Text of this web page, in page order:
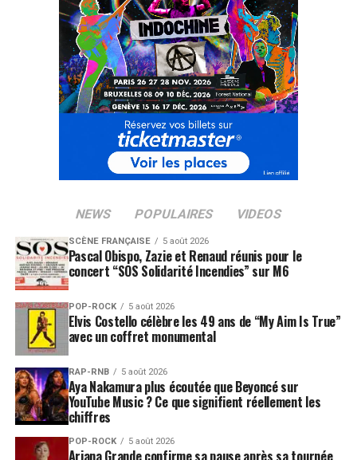
SUJETS ASSOCIÉS: DAMIEN SAEZ SAEZ
NEWS POPULAIRES VIDEOS
SCÈNE FRANÇAISE 5 août 2026
Pascal Obispo, Zazie et Renaud réunis pour le
concert “SOS Solidarité Incendies” sur M6
POP-ROCK 5 août 2026
Elvis Costello célèbre les 49 ans de “My Aim Is True”
avec un coffret monumental
RAP-RNB 5 août 2026
Aya Nakamura plus écoutée que Beyoncé sur
YouTube Music ? Ce que signifient réellement les
chiffres
POP-ROCK 5 août 2026
Ariana Grande confirme sa pause après sa tournée